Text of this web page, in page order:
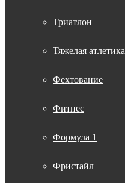
Триатлон
Тяжелая атлетика
Фехтование
Фитнес
Формула 1
Фристайл